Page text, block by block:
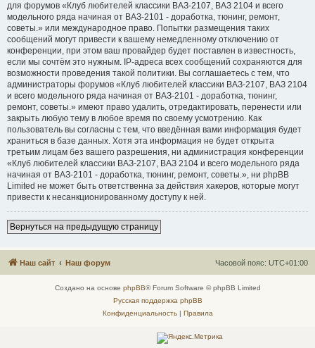
для форумов «Клуб любителей классики ВАЗ-2107, ВАЗ 2104 и всего
модельного ряда начиная от ВАЗ-2101 - доработка, тюнинг, ремонт,
советы.» или международное право. Попытки размещения таких
сообщений могут привести к вашему немедленному отключению от
конференции, при этом ваш провайдер будет поставлен в известность,
если мы сочтём это нужным. IP-адреса всех сообщений сохраняются для
возможности проведения такой политики. Вы соглашаетесь с тем, что
администраторы форумов «Клуб любителей классики ВАЗ-2107, ВАЗ 2104
и всего модельного ряда начиная от ВАЗ-2101 - доработка, тюнинг,
ремонт, советы.» имеют право удалить, отредактировать, перенести или
закрыть любую тему в любое время по своему усмотрению. Как
пользователь вы согласны с тем, что введённая вами информация будет
храниться в базе данных. Хотя эта информация не будет открыта
третьим лицам без вашего разрешения, ни администрация конференции
«Клуб любителей классики ВАЗ-2107, ВАЗ 2104 и всего модельного ряда
начиная от ВАЗ-2101 - доработка, тюнинг, ремонт, советы.», ни phpBB
Limited не может быть ответственна за действия хакеров, которые могут
привести к несанкционированному доступу к ней.
Вернуться на предыдущую страницу
Наш сайт Наш форум Часовой пояс: UTC+01:00
Создано на основе phpBB® Forum Software © phpBB Limited
Русская поддержка phpBB
Конфиденциальность| Правила